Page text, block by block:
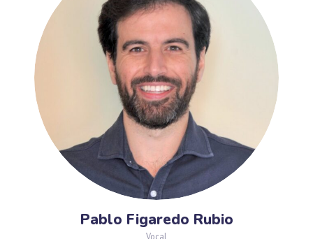
Pablo Figaredo Rubio
Vocal